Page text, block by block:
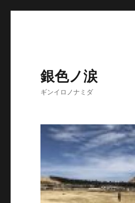
銀色ノ涙
ギンイロノナミダ